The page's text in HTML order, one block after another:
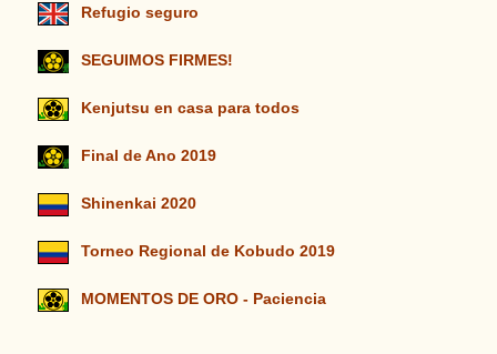
Refugio seguro
SEGUIMOS FIRMES!
Kenjutsu en casa para todos
Final de Ano 2019
Shinenkai 2020
Torneo Regional de Kobudo 2019
MOMENTOS DE ORO - Paciencia